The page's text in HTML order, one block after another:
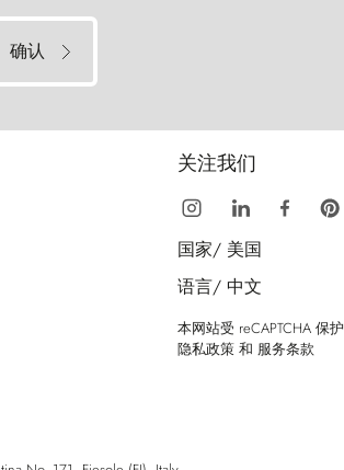
确认
关注我们
国家/ 美国
语言/ 中文
本网站受 reCAPTCHA 保
隐私政策 和 服务条款